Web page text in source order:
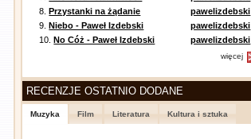
8.Przystanki na żądanie
pawelizdebski
9.Niebo - Paweł Izdebski
pawelizdebski
10.No Cóż - Paweł Izdebski pawelizdebski
więcej
RECENZJE OSTATNIO DODANE
Muzyka Film Literatura Kultura i sztuka